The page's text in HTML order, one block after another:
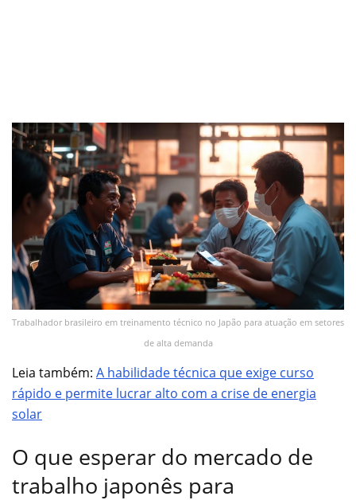
Trabalhador brasileiro em treinamento técnico no Japão para atuação em setores
de alta demanda
Leia também: A habilidade técnica que exige curso
rápido e permite lucrar alto com a crise de energia
solar
O que esperar do mercado de
trabalho japonês para